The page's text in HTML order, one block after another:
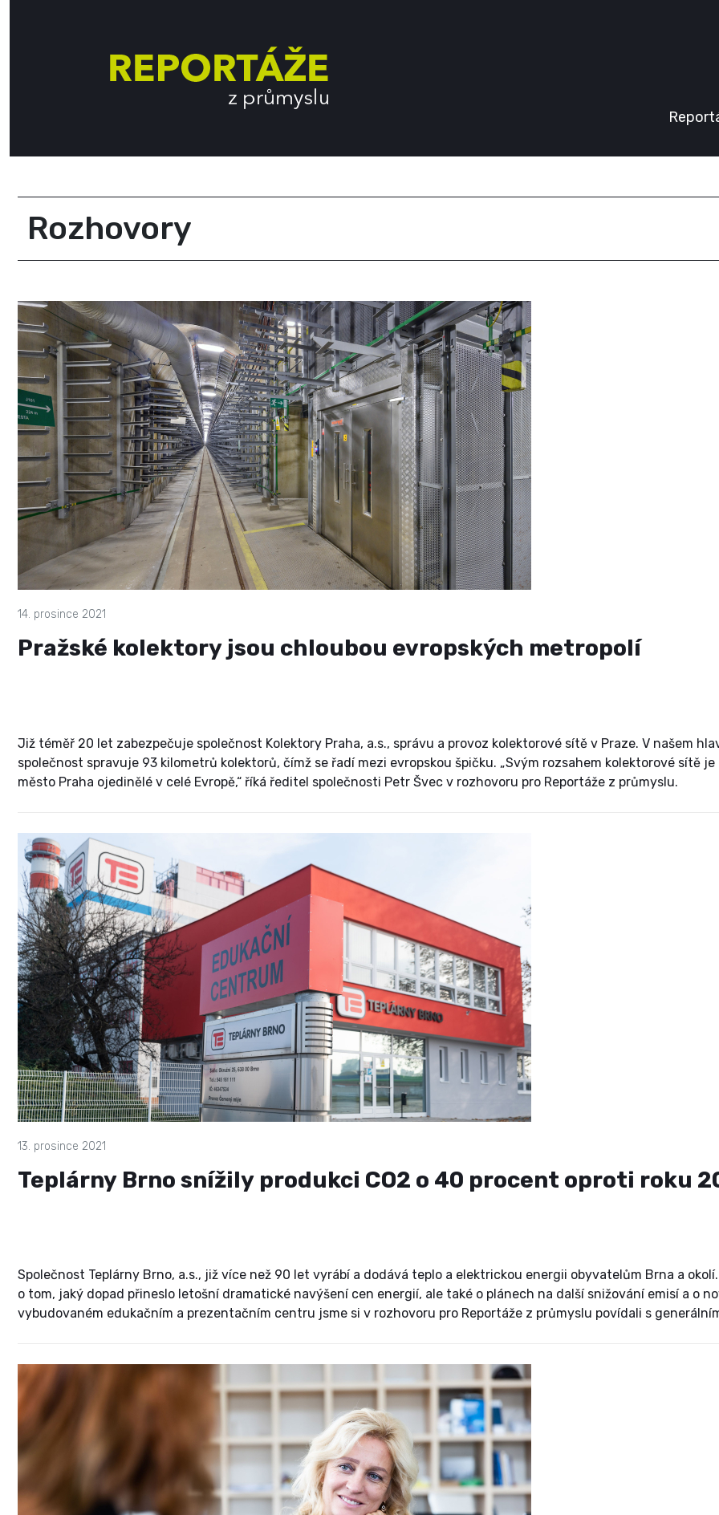
Rozhovory
14. prosince 2021
Pražské kolektory jsou chloubou evropských metropolí
Již téměř 20 let zabezpečuje společnost Kolektory Praha, a.s., správu a provoz kolektorové sítě v Praze. V našem
společnost spravuje 93 kilometrů kolektorů, čímž se řadí mezi evropskou špičku. „Svým rozsahem kolektorové sítě
město Praha ojedinělé v celé Evropě,“ říká ředitel společnosti Petr Švec v rozhovoru pro Reportáže z průmyslu.
13. prosince 2021
Teplárny Brno snížily produkci CO2 o 40 procent oproti roku
Společnost Teplárny Brno, a.s., již více než 90 let vyrábí a dodává teplo a elektrickou energii obyvatelům Brna a
o tom, jaký dopad přineslo letošní dramatické navýšení cen energií, ale také o plánech na další snižování emisí a o
vybudovaném edukačním a prezentačním centru jsme si v rozhovoru pro Reportáže z průmyslu povídali s